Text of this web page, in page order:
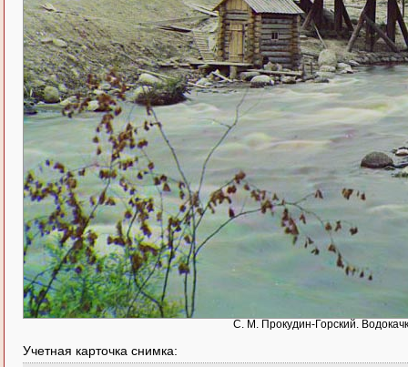
С. М. Прокудин-Горский.
Учетная карточка снимка: